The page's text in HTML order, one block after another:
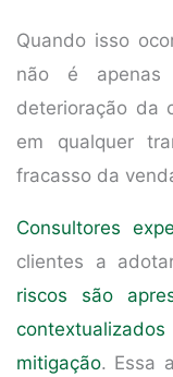
Quando isso
não é
deterioração da
em qualquer
fracasso da
Consultores
clientes a
riscos são
mitigação. Essa